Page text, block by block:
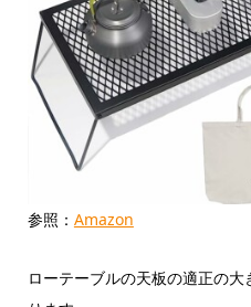
参照： Amazon
ローテーブルの天板の適正の